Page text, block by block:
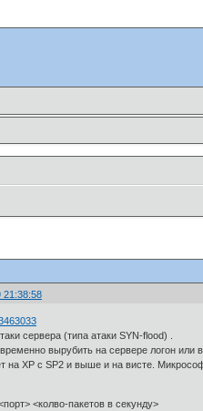
21:38:58
сервера (типа атаки SYN-flood) .
вырубить на сервере логон или
на XP c SP2 и выше и на висте.
<колво-пакетов в секунду>